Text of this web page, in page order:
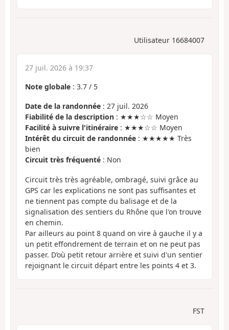
Utilisateur 16684007
27 juil. 2026 à 19:37
Note globale : 3.7 / 5
Date de la randonnée : 27 juil. 2026
Fiabilité de la description : ★★★☆☆ Moyen
Facilité à suivre l'itinéraire : ★★★☆☆ Moyen
Intérêt du circuit de randonnée : ★★★★★ Très
bien
Circuit très fréquenté : Non
Circuit très très agréable, ombragé, suivi grâce au
GPS car les explications ne sont pas suffisantes et
ne tiennent pas compte du balisage et de la
signalisation des sentiers du Rhône que l'on trouve
en chemin.
Par ailleurs au point 8 quand on vire à gauche il y a
un petit effondrement de terrain et on ne peut pas
passer. D’où petit retour arrière et suivi d'un sentier
rejoignant le circuit départ entre les points 4 et 3.
FST